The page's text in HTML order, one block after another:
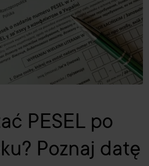
PESEL po
Poznaj datę